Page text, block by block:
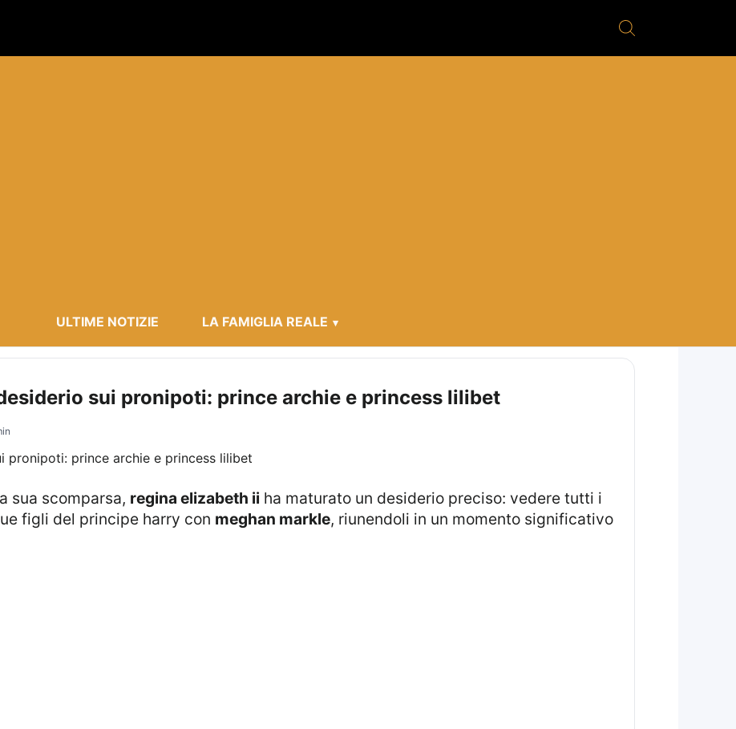
ULTIME NOTIZIE LA FAMIGLIA REALE
sui pronipoti: prince archie e princess lilibet
sua scomparsa, regina elizabeth ii ha maturato un desiderio preciso: vedere tutti i
figli del principe harry con meghan markle, riunendoli in un momento significativo